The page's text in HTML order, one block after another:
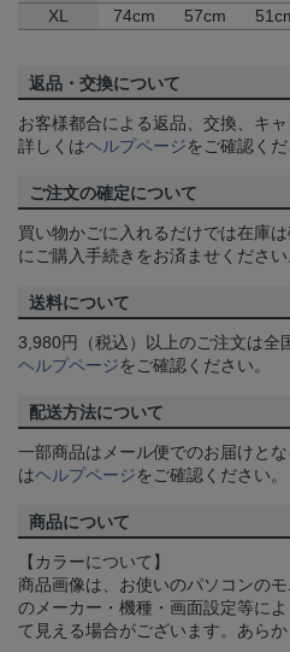
XL
74cm 57cm
返品・交換について
お客様都合による返品、交換、キ
詳しくはヘルプページをご確認くだ
ご注文の確定について
買い物かごに入れるだけでは在庫
にご購入手続きをお済ませください
送料について
3,980円（税込）以上のご注文は全
ヘルプページをご確認ください。
配送方法について
一部商品はメール便でのお届けと
はヘルプページをご確認ください。
商品について
【カラーについて】
商品画像は、お使いのパソコンの
のメーカー・機種・画面設定等に
て見える場合がございます。あらか